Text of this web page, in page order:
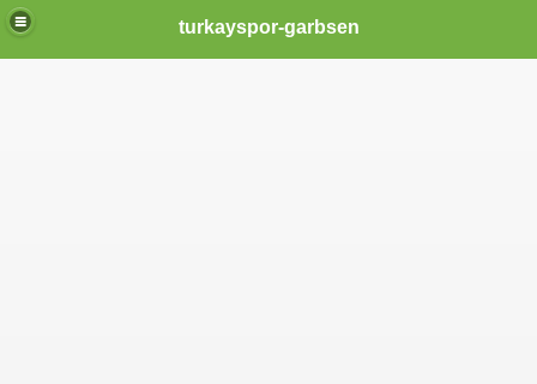
turkayspor-garbsen